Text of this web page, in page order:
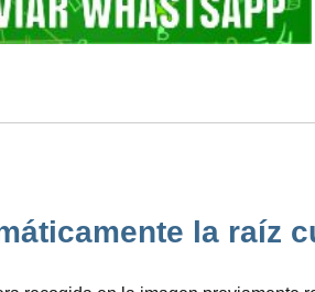
la raíz